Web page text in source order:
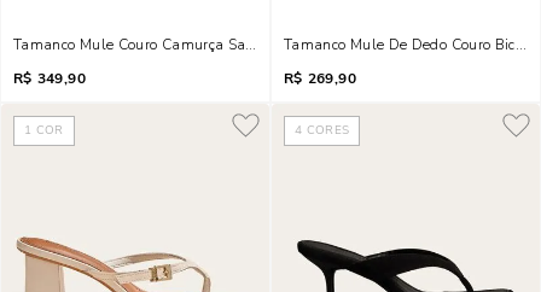
Tamanco Mule Couro Camurça Salto Fino Verde Turmalina
R$ 349,90
Tamanco Mule De Dedo Couro Bico
R$ 269,90
1 COR 4 CORES